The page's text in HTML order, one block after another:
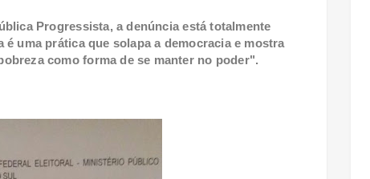
Progressista, a denúncia está totalmente
uma prática que solapa a democracia e mostra
como forma de se manter no poder".